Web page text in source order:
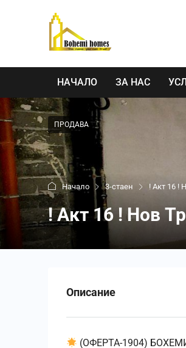
НАЧАЛО ЗА НАС
ПРОДАВА
Начало 3-стаен ! Акт 16 !
! Акт 16 ! Нов
Описание
(ОФЕРТА-1904)